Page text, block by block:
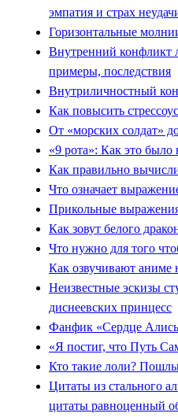
эмпатия и страх
Горизонтальные
Внутренний конфликт
примеры, последствия
Внутриличностный
Как повысить
От «морских солдат»
«9 рота»: Как это было
Как правильно
Что означает
Прикольные
Как зовут белого
Что нужно для того
Как озвучивают аниме
Неизвестные эскизы
диснеевских принцесс
Фанфик «Сердце
«Я постиг, что Путь
Кто такие лоли?
Цитаты из стального
цитаты равноценный